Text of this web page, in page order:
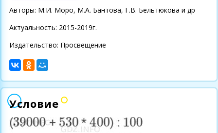
Авторы: М.И. Моро, М.А. Бантова, Г.В. Бельтюкова и др
Актуальность: 2015-2019г.
Издательство: Просвещение
Условие